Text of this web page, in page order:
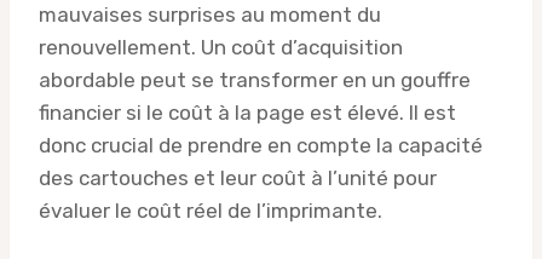
mauvaises surprises au moment du
renouvellement. Un coût d’acquisition
abordable peut se transformer en un gouffre
financier si le coût à la page est élevé. Il est
donc crucial de prendre en compte la capacité
des cartouches et leur coût à l’unité pour
évaluer le coût réel de l’imprimante.